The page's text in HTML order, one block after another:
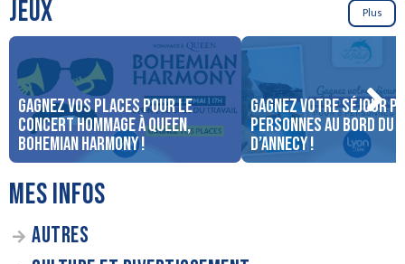
JEUX Plus
Gagnez vos places pour le
concert Hommage à Queen,
Bohemian Harmony !
Gagnez votre séjour
personnes au bord du
d’Annecy !
MES INFOS
AUTRES